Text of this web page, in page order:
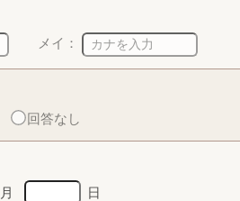
メイ：
回答なし
月 日